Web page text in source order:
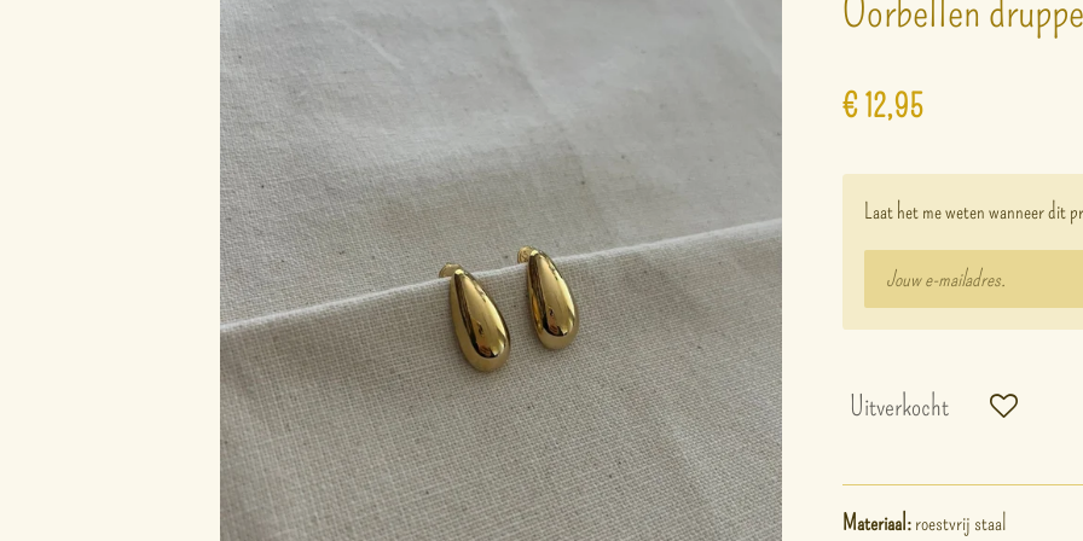
Oorbellen
€ 12,95
Laat het me weten wanneer dit
Uitverkocht
Materiaal:roestvrij staal